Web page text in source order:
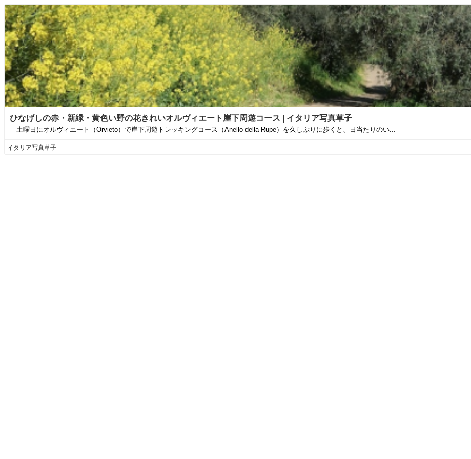
ひなげしの赤・新緑・黄色い野の花きれいオルヴィエート崖下周遊コース | イタリア写真草子
土曜日にオルヴィエート（Orvieto）で崖下周遊トレッキングコース（Anello della Rupe）を久しぶりに歩くと、日当たりのい...
イタリア写真草子